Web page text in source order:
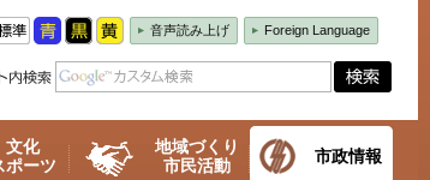
音声読み上げ Foreign Language
文化
ポーツ
地域づくり
市民活動
市政情報